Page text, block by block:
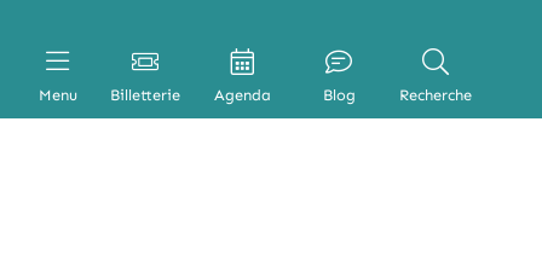
Menu Billetterie Agenda Blog Recherche